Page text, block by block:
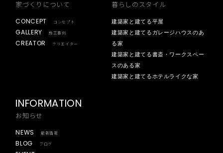
家づくりについて
CONCEPT コンセプト
GALLERY 施工事例
CREATOR クリエイター
暮らしのスタイル
建築家と建てる平屋
建築家と建てるガレージハウスのあ
る家
建築家と建てる書斎・ワークスペー
スのある家
建築家と建てるホテルライクな家
INFORMATION
お知らせ
NEWS 最新情報
BLOG ブログ